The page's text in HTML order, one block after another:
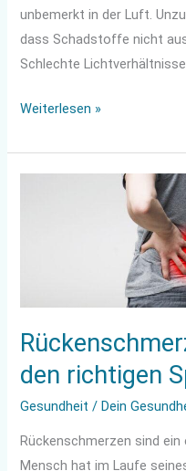
unbemerkt in der Luft.
dass Schadstoffe nicht
Schlechte
Weiterlesen »
den richtigen
Gesundheit /Dein
Rückenschmerzen sind
Mensch hat im Laufe
Rückenschmerzen?
richtigen
Spezialisten